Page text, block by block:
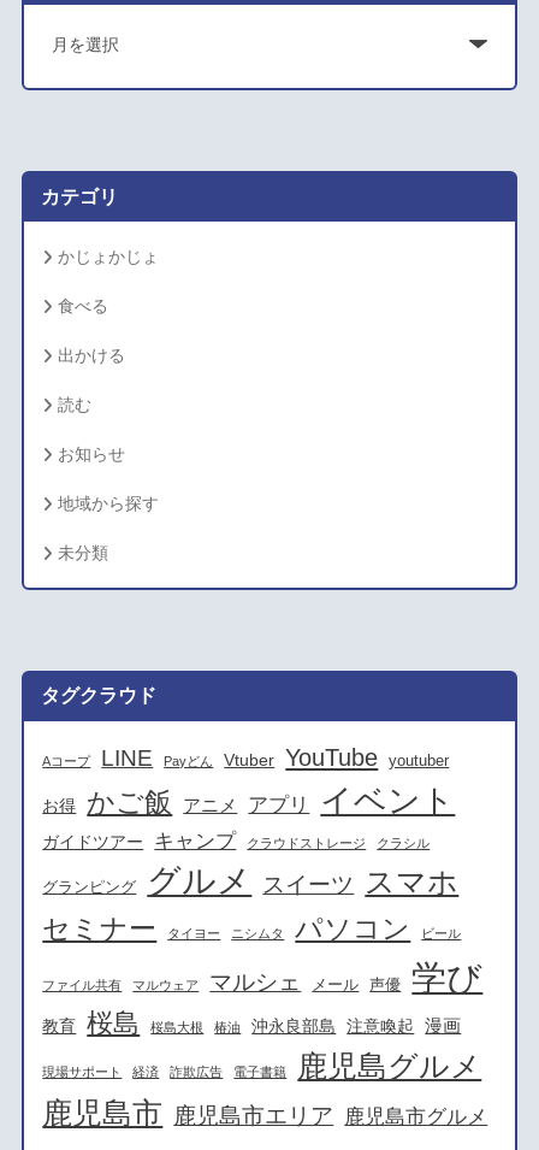
ア
カ
カテゴリ
かじょかじょ
食べる
出かける
読む
お知らせ
地域から探す
未分類
タグクラウド
Aコープ LINE Payどん Vtuber YouTube youtuber
お得 かご飯 アニメ アプリ イベント
ガイドツアー キャンプ クラウドストレージ クラシル
グランピング グルメ スイーツ スマホ
セミナー タイヨー ニシムタ パソコン ビール
ファイル共有 マルウェア マルシェ メール 声優 学び
教育 桜島 桜島大根 椿油 沖永良部島 注意喚起 漫画
現場サポート 経済 詐欺広告 電子書籍 鹿児島グルメ
鹿児島市 鹿児島市エリア 鹿児島市グルメ